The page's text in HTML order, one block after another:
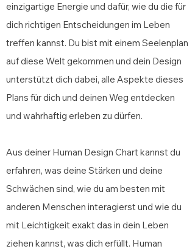
einzigartige Energie und dafür, wie du die für
dich richtigen Entscheidungen im Leben
treffen kannst. Du bist mit einem Seelenplan
auf diese Welt gekommen und dein Design
unterstützt dich dabei, alle Aspekte dieses
Plans für dich und deinen Weg entdecken
und wahrhaftig erleben zu dürfen.
Aus deiner Human Design Chart kannst du
erfahren, was deine Stärken und deine
Schwächen sind, wie du am besten mit
anderen Menschen interagierst und wie du
mit Leichtigkeit exakt das in dein Leben
ziehen kannst, was dich erfüllt. Human